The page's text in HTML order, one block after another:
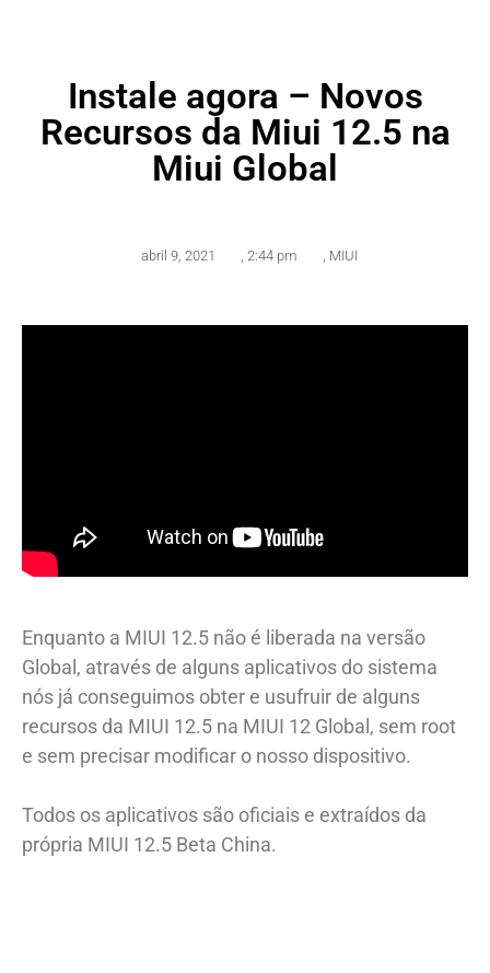
Instale agora – Novos
Recursos da Miui 12.5 na
Miui Global
abril 9, 2021 , 2:44 pm , MIUI
Enquanto a MIUI 12.5 não é liberada na versão
Global, através de alguns aplicativos do sistema
nós já conseguimos obter e usufruir de alguns
recursos da MIUI 12.5 na MIUI 12 Global, sem root
e sem precisar modificar o nosso dispositivo.
Todos os aplicativos são oficiais e extraídos da
própria MIUI 12.5 Beta China.